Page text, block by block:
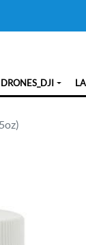
DRONES_DJI